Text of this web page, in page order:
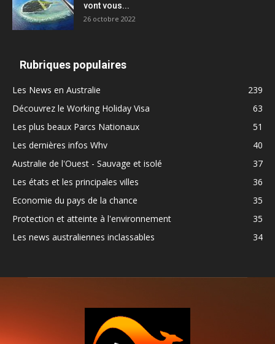
vont vous...
26 octobre 2022
Rubriques populaires
Les News en Australie
239
Découvrez le Working Holiday Visa
63
Les plus beaux Parcs Nationaux
51
Les dernières infos Whv
40
Australie de l'Ouest - Sauvage et isolé
37
Les états et les principales villes
36
Economie du pays de la chance
35
Protection et atteinte à l'environnement
35
Les news australiennes inclassables
34